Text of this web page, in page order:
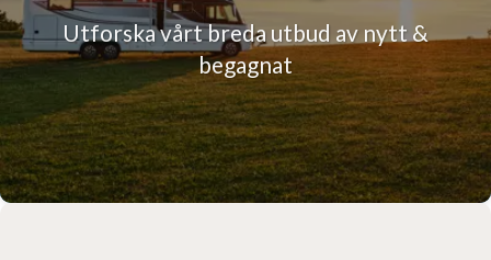
Utforska vårt breda utbud av nytt &
begagnat